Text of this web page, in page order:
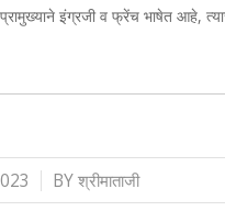
इंग्रजी व फ्रेंच भाषेत आहे,
BYश्रीमाताजी